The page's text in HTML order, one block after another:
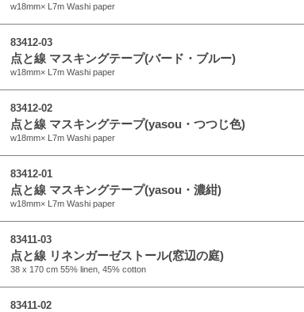
w18mm× L7m Washi paper
83412-03
点と線 マスキングテープ(バード・ブルー)
w18mm× L7m Washi paper
83412-02
点と線 マスキングテープ(yasou・つつじ色)
w18mm× L7m Washi paper
83412-01
点と線 マスキングテープ(yasou・濃紺)
w18mm× L7m Washi paper
83411-03
点と線 リネンガーゼストール(窓辺の庭)
38 x 170 cm 55% linen, 45% cotton
83411-02